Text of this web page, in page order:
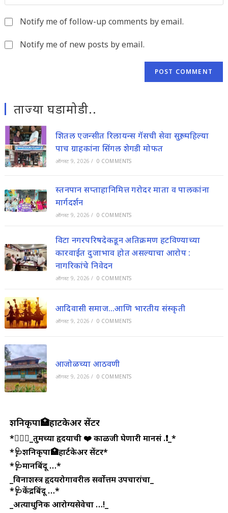
to
URL
Notify me of follow-up comments by email.
Notify me of new posts by email.
ताज्या घडामोडी..
शितल एजन्सीत रिलायन्स गॅसची सेवा सुरू; पहिल्या
पाच ग्राहकांना सिंगल शेगडी मोफत
ऑगस्ट 9, 2026 / 0 COMMENTS
स्तनपान सप्ताहानिमित्त गरोदर माता व पालकांना
मार्गदर्शन
ऑगस्ट 9, 2026 / 0 COMMENTS
विटा नगरपरिषदेकडून अतिक्रमण हटविण्याच्या
कारवाईत दुजाभाव होत असल्याचा आरोप :
नागरिकांचे निवेदन
ऑगस्ट 9, 2026 / 0 COMMENTS
आदिवासी समाज…आणि भारतीय संस्कृती
ऑगस्ट 9, 2026 / 0 COMMENTS
आजोळच्या आठवणी
ऑगस्ट 9, 2026 / 0 COMMENTS
शनिकृपा🏥हार्टकेअर सेंटर
*💁🏻‍♂️_तुमच्या हृदयाची ❤️ काळजी घेणारी मानसं .❗_*
*🩺शनिकृपा🏥हार्टकेअर सेंटर*
*🩺मानबिंदू …*
_विनाशस्त्र हृदयरोगावरील सर्वोत्तम उपचारांचा_
*🩺केंद्रबिंदू …*
_अत्याधुनिक आरोग्यसेवेचा …!_